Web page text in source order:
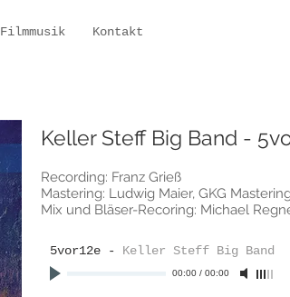
Filmmusik Kontakt
Keller Steff Big Band -
Recording: Franz Grieß
Mastering: Ludwig Maier, GKG
Mix und Bläser-Recoring: Michael
5vor12e - Keller Steff Big Band
00:00/ 00:00